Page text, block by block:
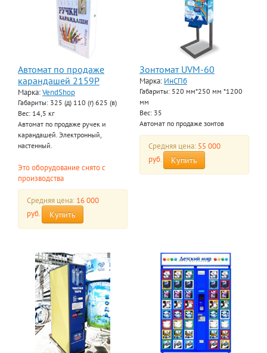
Автомат по продаже
карандашей 2159P
Марка:VendShop
Габариты: 325 (д) 110 (г) 625 (в)
Вес: 14,5 кг
Автомат по продаже ручек и
карандашей. Электронный,
настенный.
Это оборудование снято с
производства
Средняя цена: 16 000
руб.
Купить
Зонтомат UVM-60
Марка: ИнСПб
Габариты: 520 мм*250 мм *1200
мм
Вес: 35
Автомат по продаже зонтов
Средняя цена: 55 000
руб.
Купить